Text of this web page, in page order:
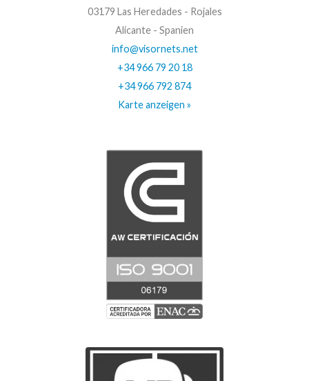
03179 Las Heredades - Rojales
Alicante - Spanien
info@visornets.net
+34 966 79 20 18
+34 966 792 874
Karte anzeigen »